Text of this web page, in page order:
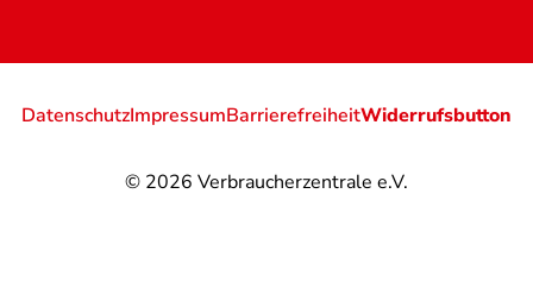
© 2026 Verbraucherzentrale e.V.
DatenschutzImpressumBarrierefreiheitWiderrufsbutton